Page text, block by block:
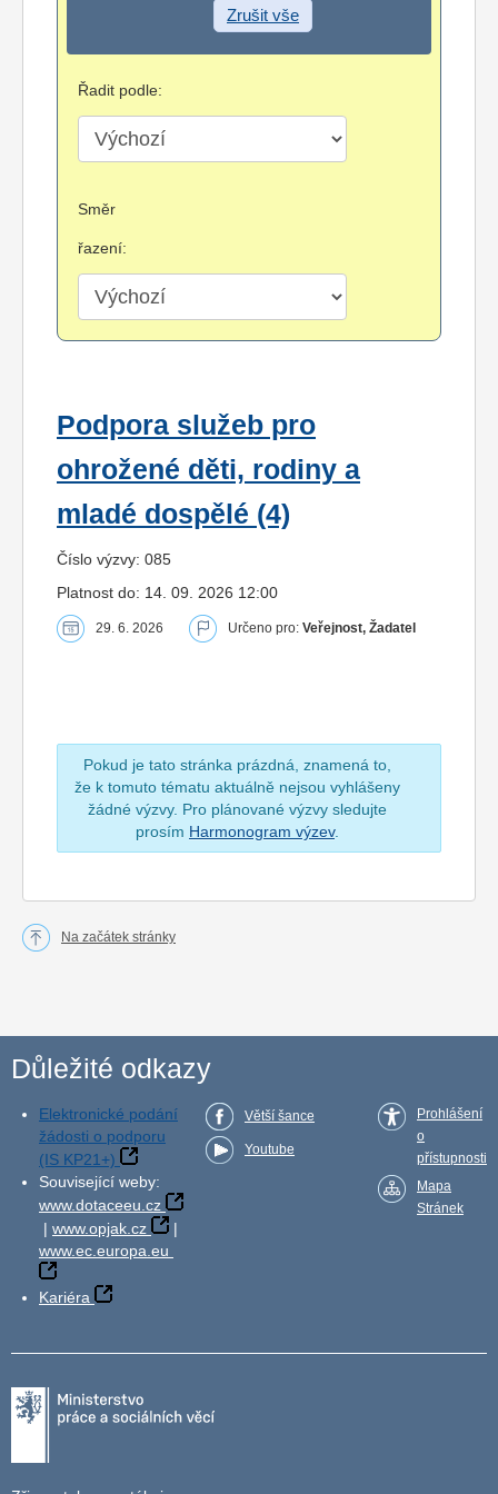
Zrušit vše
Řadit podle:
Směr
řazení:
Podpora služeb pro
ohrožené děti, rodiny a
mladé dospělé (4)
Číslo výzvy: 085
Platnost do: 14. 09. 2026 12:00
29. 6. 2026 Určeno pro: Veřejnost, Žadatel
Pokud je tato stránka prázdná, znamená to,
že k tomuto tématu aktuálně nejsou vyhlášeny
žádné výzvy. Pro plánované výzvy sledujte
prosím Harmonogram výzev.
Na začátek stránky
Důležité odkazy
Elektronické podání
žádosti o podporu
(IS KP21+)
Související weby:
www.dotaceeu.cz
| www.opjak.cz
|
www.ec.europa.eu
Kariéra
Větší šance
Youtube
Prohlášení
o
přístupnosti
Mapa
Stránek